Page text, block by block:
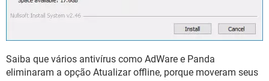
Saiba que vários antivírus como AdWare e Panda
eliminaram a opção Atualizar offline, porque moveram seus